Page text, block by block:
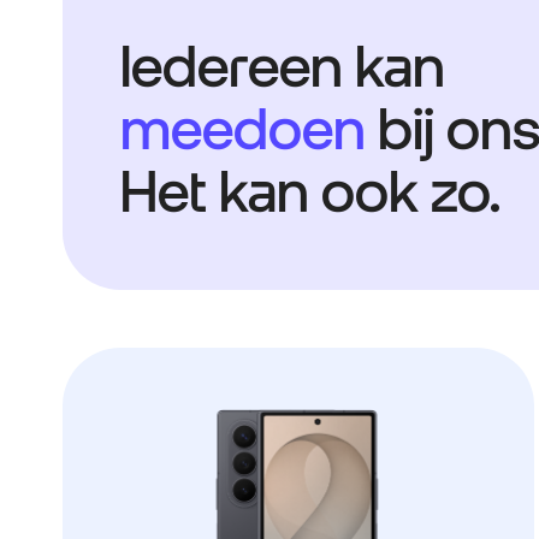
Iedereen kan
meedoen bij
Het kan ook zo.